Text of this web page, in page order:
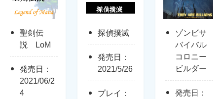
聖剣伝
説 LoM
発売日：
2021/06/2
4
探偵撲滅
発売日：
2021/5/26
プレイ：
ゾンビサ
バイバル
コロニー
ビルダー
発売日：